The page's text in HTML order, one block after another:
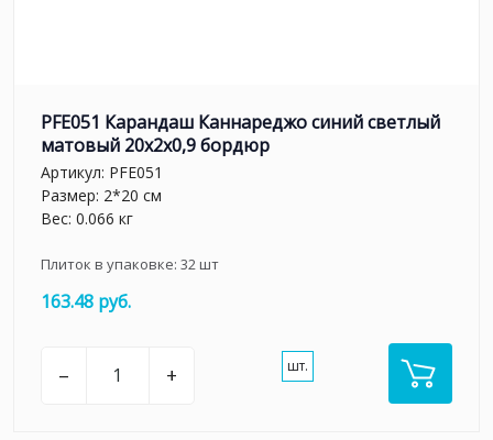
PFE051 Карандаш Каннареджо синий светлый
матовый 20x2x0,9 бордюр
Артикул: PFE051
Размер: 2*20 см
Вес: 0.066 кг
Плиток в упаковке: 32шт
163.48 руб.
– + шт.